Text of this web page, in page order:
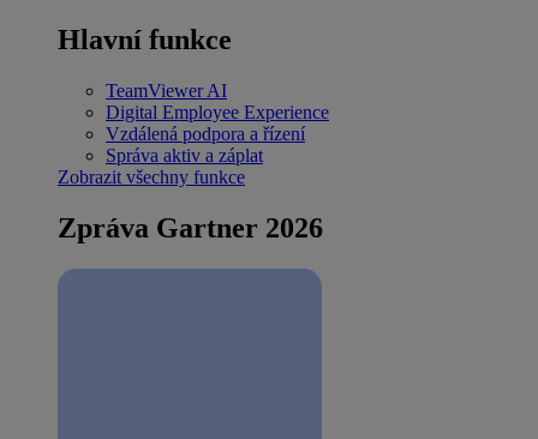
Hlavní funkce
TeamViewer AI
Digital Employee Experience
Vzdálená podpora a řízení
Správa aktiv a záplat
Zobrazit všechny funkce
Zpráva Gartner 2026